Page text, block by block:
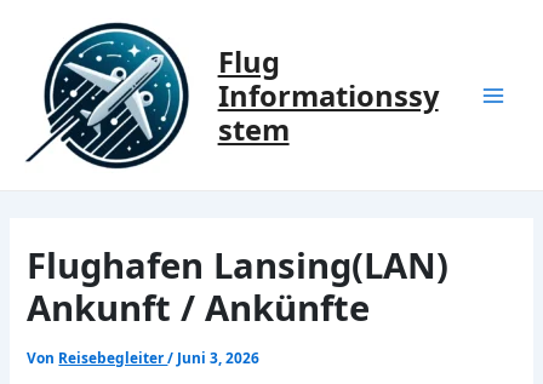
springen
Flug
Informationssy
stem
Flughafen Lansing(LAN)
Ankunft / Ankünfte
Von Reisebegleiter/ Juni 3, 2026